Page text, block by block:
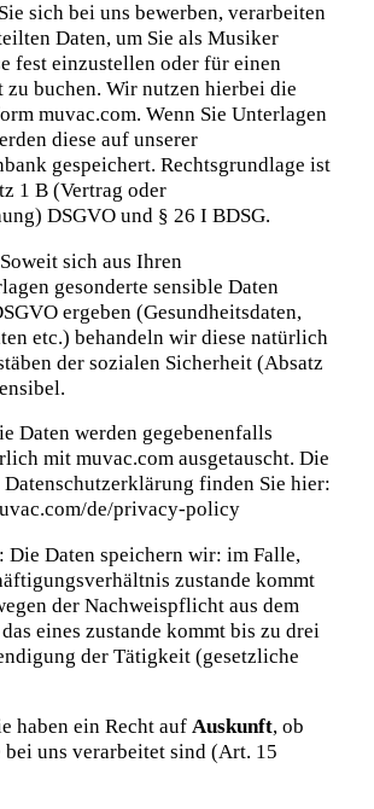
sich bei uns bewerben, verarbeiten
Daten, um Sie als Musiker
fest einzustellen oder für einen
buchen. Wir nutzen hierbei die
muvac.com. Wenn Sie Unterlagen
diese auf unserer
gespeichert. Rechtsgrundlage ist
1 B (Vertrag oder
DSGVO und § 26 I BDSG.
sich aus Ihren
gesonderte sensible Daten
ergeben (Gesundheitsdaten,
etc.) behandeln wir diese natürlich
der sozialen Sicherheit (Absatz
Daten werden gegebenenfalls
mit muvac.com ausgetauscht. Die
Datenschutzerklärung finden Sie hier:
de/privacy-policy
Die Daten speichern wir: im Falle,
zustande kommt
der Nachweispflicht aus dem
eines zustande kommt bis zu drei
der Tätigkeit (gesetzliche
haben ein Recht auf Auskunft, ob
bei uns verarbeitet sind (Art. 15